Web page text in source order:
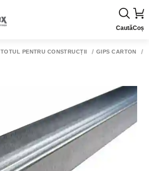
CautăCoș
TOTUL PENTRU CONSTRUCȚII GIPS CARTON